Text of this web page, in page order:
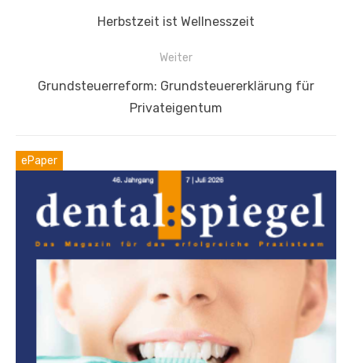
Vorheriger
Herbstzeit ist Wellnesszeit
Weiter
Nächster
Grundsteuerreform: Grundsteuererklärung für
Privateigentum
ePaper